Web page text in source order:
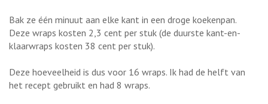
Bak ze één minuut aan elke kant in een droge koekenpan.
Deze wraps kosten 2,3 cent per stuk (de duurste kant-en-
klaarwraps kosten 38 cent per stuk).
Deze hoeveelheid is dus voor 16 wraps. Ik had de helft van
het recept gebruikt en had 8 wraps.